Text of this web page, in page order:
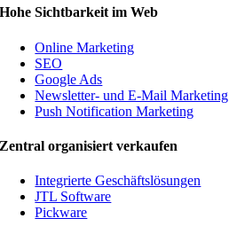
Hohe Sichtbarkeit im Web
Online Marketing
SEO
Google Ads
Newsletter- und E-Mail Marketing
Push Notification Marketing
Zentral organisiert verkaufen
Integrierte Geschäftslösungen
JTL Software
Pickware